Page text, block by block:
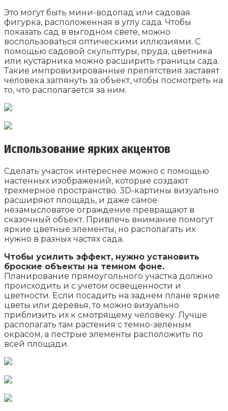
Это могут быть мини-водопад или садовая
фигурка, расположенная в углу сада. Чтобы
показать сад в выгодном свете, можно
воспользоваться оптическими иллюзиями. С
помощью садовой скульптуры, пруда, цветника
или кустарника можно расширить границы сада.
Такие импровизированные препятствия заставят
человека заглянуть за объект, чтобы посмотреть на
то, что располагается за ним.
Использование ярких акцентов
Сделать участок интереснее можно с помощью
настенных изображений, которые создают
трехмерное пространство. 3D-картины визуально
расширяют площадь, и даже самое
незамысловатое ограждение превращают в
сказочный объект. Привлечь внимание помогут
яркие цветные элементы, но располагать их
нужно в разных частях сада.
Чтобы усилить эффект, нужно установить
броские объекты на темном фоне.
Планирование прямоугольного участка должно
происходить и с учетом освещенности и
цветности. Если посадить на заднем плане яркие
цветы или деревья, то можно визуально
приблизить их к смотрящему человеку. Лучше
располагать там растения с темно-зеленым
окрасом, а пестрые элементы расположить по
всей площади.